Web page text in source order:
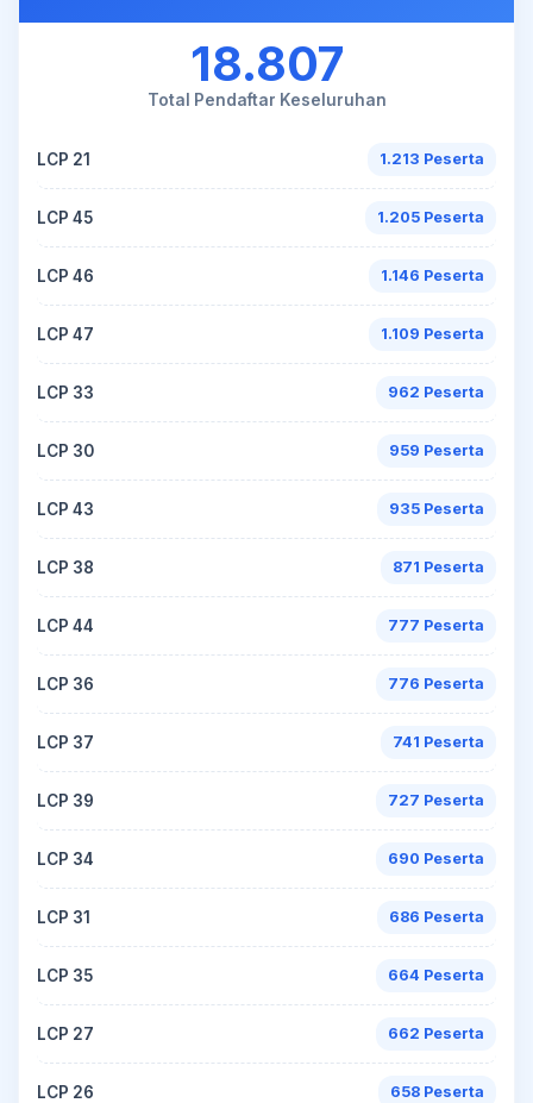
18.807
Total Pendaftar Keseluruhan
LCP 21 1.213 Peserta
LCP 45 1.205 Peserta
LCP 46 1.146 Peserta
LCP 47 1.109 Peserta
LCP 33 962 Peserta
LCP 30 959 Peserta
LCP 43 935 Peserta
LCP 38 871 Peserta
LCP 44 777 Peserta
LCP 36 776 Peserta
LCP 37 741 Peserta
LCP 39 727 Peserta
LCP 34 690 Peserta
LCP 31 686 Peserta
LCP 35 664 Peserta
LCP 27 662 Peserta
LCP 26 658 Peserta